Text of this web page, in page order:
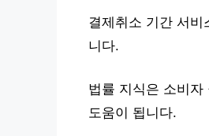
결제취소 기간 서
니다.
법률 지식은 소비자
도움이 됩니다.